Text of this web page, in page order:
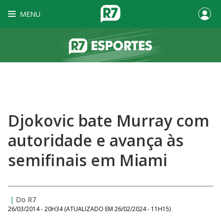
MENU
Djokovic bate Murray com
autoridade e avança às
semifinais em Miami
| Do R7
26/03/2014 - 20H34 (ATUALIZADO EM 26/02/2024 - 11H15)